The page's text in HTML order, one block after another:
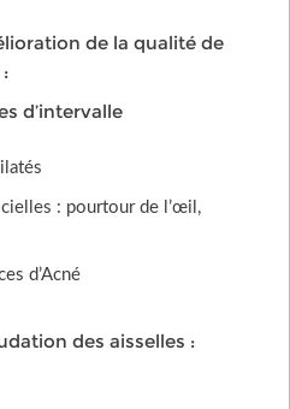
de la qualité de
d’intervalle
: pourtour de l’œil,
d’Acné
des aisselles :